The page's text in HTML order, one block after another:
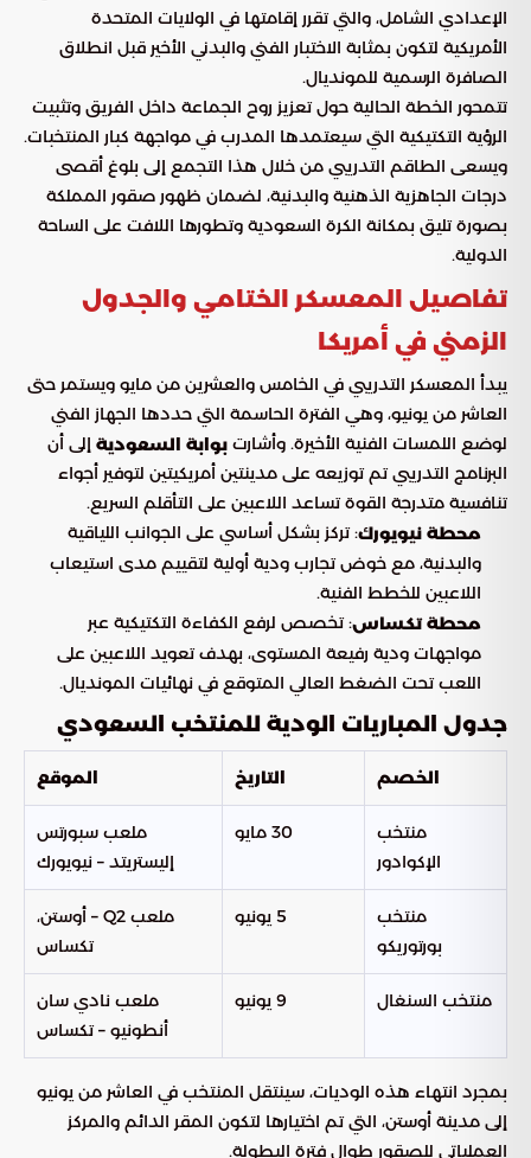
الإعدادي الشامل، والتي تقرر إقامتها في الولايات المتحدة
الأمريكية لتكون بمثابة الاختبار الفني والبدني الأخير قبل انطلاق
الصافرة الرسمية للمونديال.
تتمحور الخطة الحالية حول تعزيز روح الجماعة داخل الفريق وتثبيت
الرؤية التكتيكية التي سيعتمدها المدرب في مواجهة كبار المنتخبات.
ويسعى الطاقم التدريبي من خلال هذا التجمع إلى بلوغ أقصى
درجات الجاهزية الذهنية والبدنية، لضمان ظهور صقور المملكة
بصورة تليق بمكانة الكرة السعودية وتطورها اللافت على الساحة
الدولية.
تفاصيل المعسكر الختامي والجدول
الزمني في أمريكا
يبدأ المعسكر التدريبي في الخامس والعشرين من مايو ويستمر حتى
العاشر من يونيو، وهي الفترة الحاسمة التي حددها الجهاز الفني
لوضع اللمسات الفنية الأخيرة. وأشارت بوابة السعودية إلى أن
البرنامج التدريبي تم توزيعه على مدينتين أمريكيتين لتوفير أجواء
تنافسية متدرجة القوة تساعد اللاعبين على التأقلم السريع.
محطة نيويورك: تركز بشكل أساسي على الجوانب اللياقية
والبدنية، مع خوض تجارب ودية أولية لتقييم مدى استيعاب
اللاعبين للخطط الفنية.
محطة تكساس: تخصص لرفع الكفاءة التكتيكية عبر
مواجهات ودية رفيعة المستوى، بهدف تعويد اللاعبين على
اللعب تحت الضغط العالي المتوقع في نهائيات المونديال.
جدول المباريات الودية للمنتخب السعودي
الخصم التاريخ الموقع
منتخب
الإكوادور
30 مايو
ملعب سبورتس
إليستريتد – نيويورك
منتخب
بورتوريكو
5 يونيو
ملعب Q2 – أوستن،
تكساس
منتخب السنغال 9 يونيو
ملعب نادي سان
أنطونيو – تكساس
بمجرد انتهاء هذه الوديات، سينتقل المنتخب في العاشر من يونيو
إلى مدينة أوستن، التي تم اختيارها لتكون المقر الدائم والمركز
العملياتي للصقور طوال فترة البطولة.